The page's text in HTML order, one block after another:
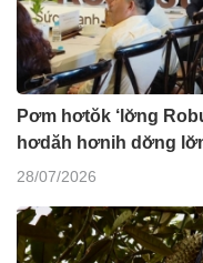
Pơm hơtŏk ‘lơ̆ng
hơdăh hơnih dơ̆ng
28/07/2026